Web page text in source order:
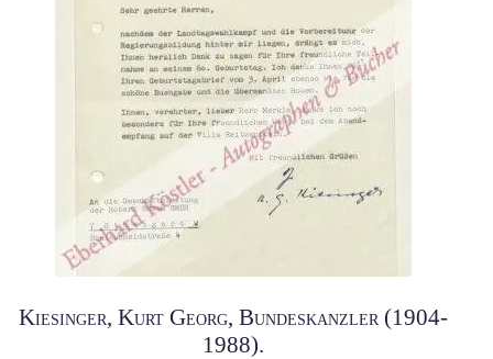
Kiesinger, Kurt Georg, Bundeskanzler (1904-
1988).